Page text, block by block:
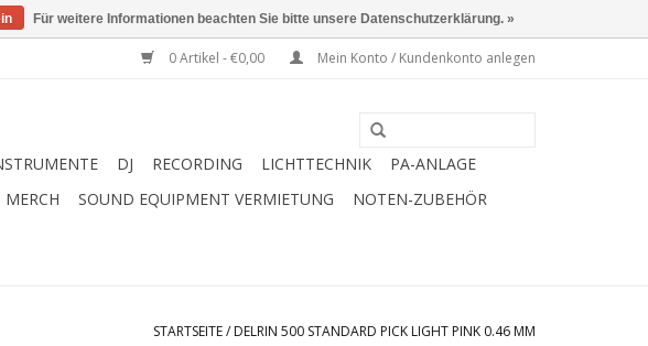
0 Artikel - €0,00 Mein Konto / Kundenkonto anlegen
DJ RECORDING LICHTTECHNIK
PA-ANLAGE
SOUND EQUIPMENT VERMIETUNG
NOTEN-ZUBEHÖR
STARTSEITE/ DELRIN 500 STANDARD PICK LIGHT PINK 0.46 MM
Für weitere Informationen beachten Sie bitte unsere Datenschutzerklärung. »